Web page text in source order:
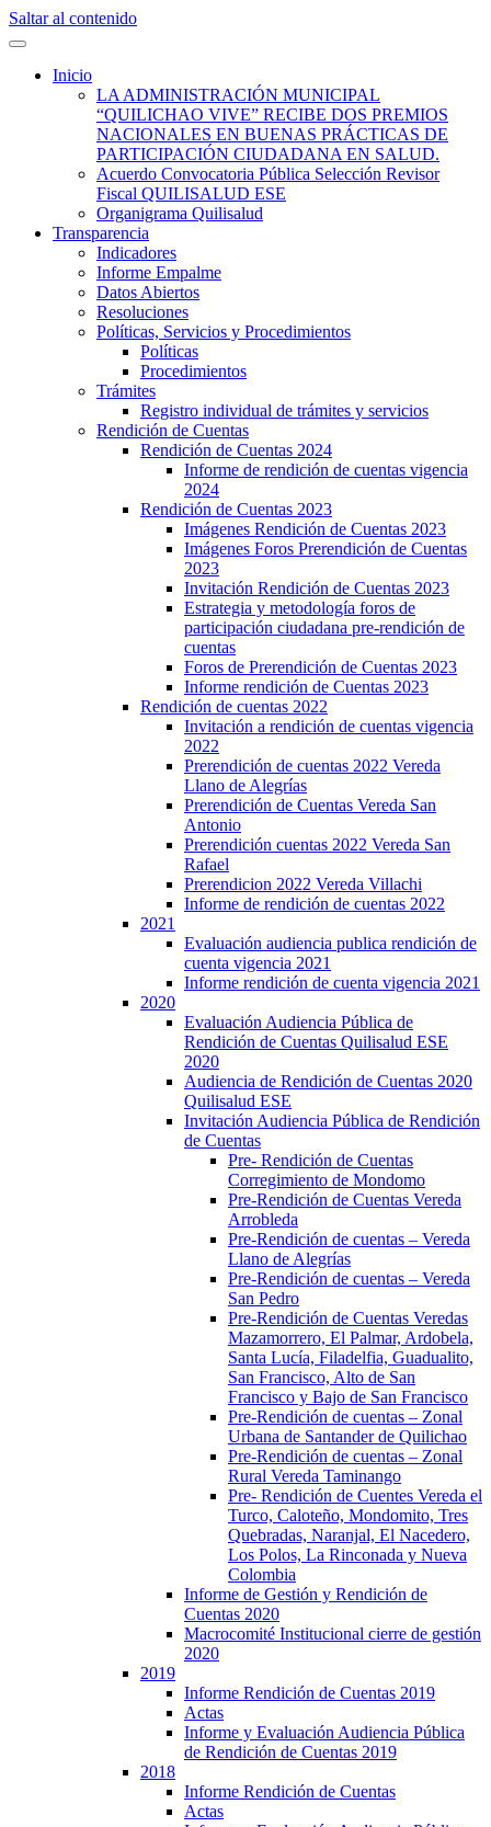
Saltar al contenido
Quilisalud
Inicio
LA ADMINISTRACIÓN MUNICIPAL
“QUILICHAO VIVE” RECIBE DOS PREMIOS
NACIONALES EN BUENAS PRÁCTICAS DE
PARTICIPACIÓN CIUDADANA EN SALUD.
Acuerdo Convocatoria Pública Selección Revisor
Fiscal QUILISALUD ESE
Organigrama Quilisalud
Transparencia
Indicadores
Informe Empalme
Datos Abiertos
Resoluciones
Políticas, Servicios y Procedimientos
Políticas
Procedimientos
Trámites
Registro individual de trámites y servicios
Rendición de Cuentas
Rendición de Cuentas 2024
Informe de rendición de cuentas vigencia
2024
Rendición de Cuentas 2023
Imágenes Rendición de Cuentas 2023
Imágenes Foros Prerendición de Cuentas
2023
Invitación Rendición de Cuentas 2023
Estrategia y metodología foros de
participación ciudadana pre-rendición de
cuentas
Foros de Prerendición de Cuentas 2023
Informe rendición de Cuentas 2023
Rendición de cuentas 2022
Invitación a rendición de cuentas vigencia
2022
Prerendición de cuentas 2022 Vereda
Llano de Alegrías
Prerendición de Cuentas Vereda San
Antonio
Prerendición cuentas 2022 Vereda San
Rafael
Prerendicion 2022 Vereda Villachi
Informe de rendición de cuentas 2022
2021
Evaluación audiencia publica rendición de
cuenta vigencia 2021
Informe rendición de cuenta vigencia 2021
2020
Evaluación Audiencia Pública de
Rendición de Cuentas Quilisalud ESE
2020
Audiencia de Rendición de Cuentas 2020
Quilisalud ESE
Invitación Audiencia Pública de Rendición
de Cuentas
Pre- Rendición de Cuentas
Corregimiento de Mondomo
Pre-Rendición de Cuentas Vereda
Arrobleda
Pre-Rendición de cuentas – Vereda
Llano de Alegrías
Pre-Rendición de cuentas – Vereda
San Pedro
Pre-Rendición de Cuentas Veredas
Mazamorrero, El Palmar, Ardobela,
Santa Lucía, Filadelfia, Guadualito,
San Francisco, Alto de San
Francisco y Bajo de San Francisco
Pre-Rendición de cuentas – Zonal
Urbana de Santander de Quilichao
Pre-Rendición de cuentas – Zonal
Rural Vereda Taminango
Pre- Rendición de Cuentes Vereda el
Turco, Caloteño, Mondomito, Tres
Quebradas, Naranjal, El Nacedero,
Los Polos, La Rinconada y Nueva
Colombia
Informe de Gestión y Rendición de
Cuentas 2020
Macrocomité Institucional cierre de gestión
2020
2019
Informe Rendición de Cuentas 2019
Actas
Informe y Evaluación Audiencia Pública
de Rendición de Cuentas 2019
2018
Informe Rendición de Cuentas
Actas